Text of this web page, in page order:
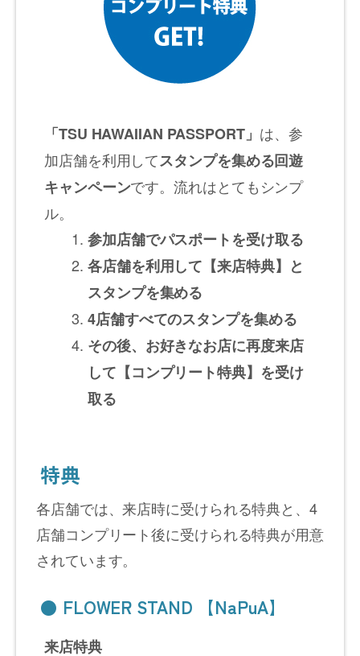
「TSU HAWAIIAN PASSPORT」 は、参
加店舗を利用してスタンプを集める回遊
キャンペーンです。流れはとてもシンプ
ル。
参加店舗でパスポートを受け取る
各店舗を利用して【来店特典】と
スタンプを集める
4店舗すべてのスタンプを集める
その後、お好きなお店に再度来店
して【コンプリート特典】を受け
取る
特典
各店舗では、来店時に受けられる特典と、4
店舗コンプリート後に受けられる特典が用意
されています。
● FLOWER STAND 【NaPuA】
来店特典